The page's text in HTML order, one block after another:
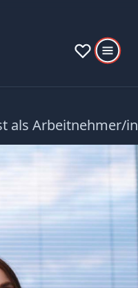
als Arbeitnehmer/in